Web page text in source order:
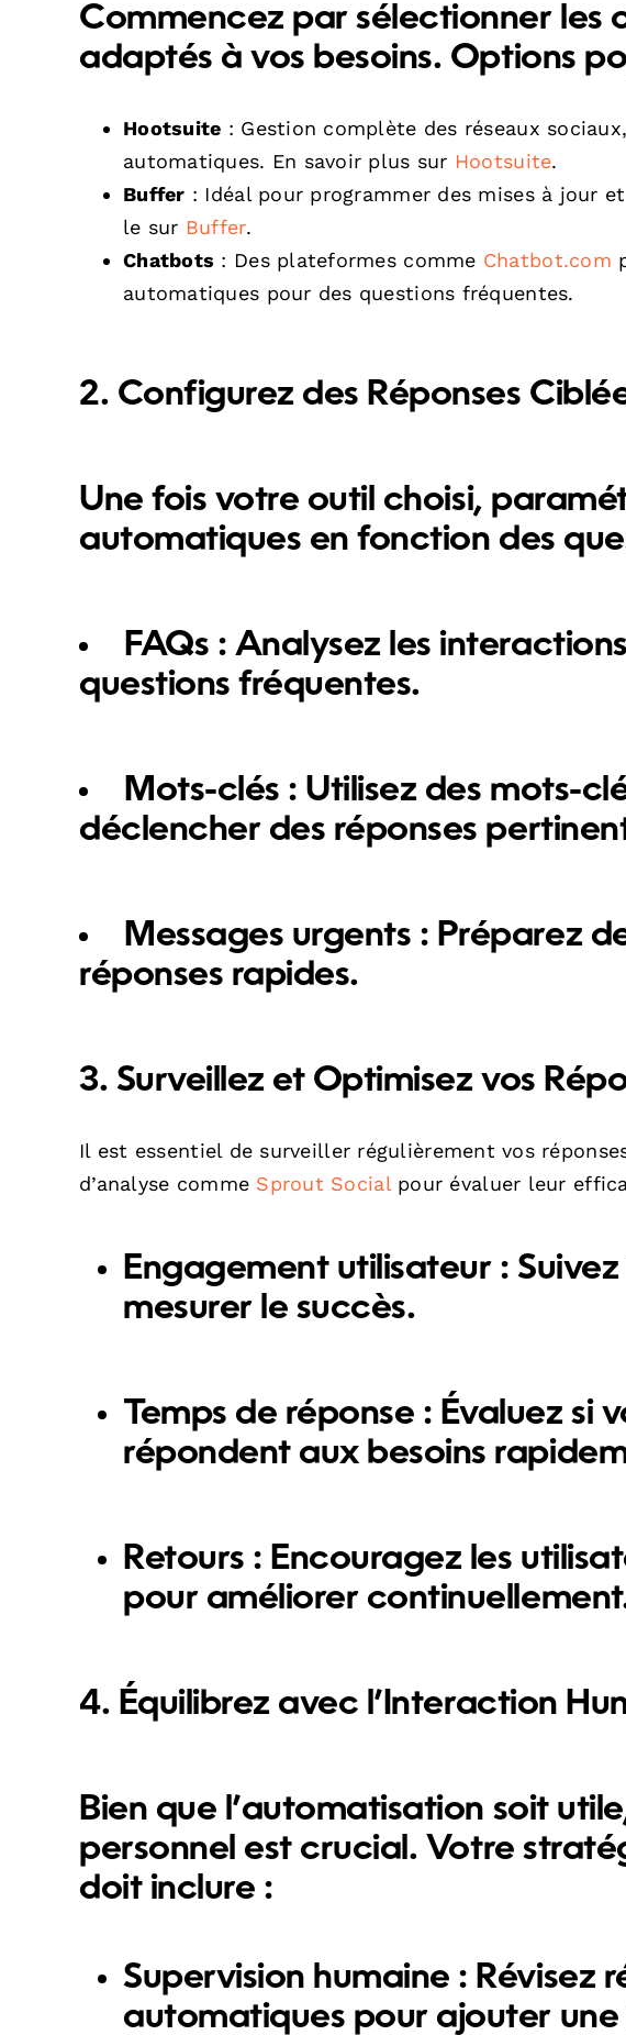
Commencez par sélectionner les
adaptés à vos besoins. Options
Hootsuite : Gestion complète des réseaux
automatiques. En savoir plus sur Hootsuite.
Buffer : Idéal pour programmer des mises à jour
le sur Buffer.
Chatbots : Des plateformes comme Chatbot.com
automatiques pour des questions fréquentes.
2. Configurez des Réponses
Une fois votre outil choisi,
automatiques en fonction des
FAQs : Analysez les
questions fréquentes.
Mots-clés : Utilisez des mots-
déclencher des réponses
Messages urgents : Préparez
réponses rapides.
3. Surveillez et Optimisez vos
Il est essentiel de surveiller régulièrement vos
d’analyse comme Sprout Socialpour évaluer leur
Engagement utilisateur :
mesurer le succès.
Temps de réponse : Évaluez si
répondent aux besoins
Retours : Encouragez les
pour améliorer
4. Équilibrez avec l’Interaction
Bien que l’automatisation soit
personnel est crucial. Votre
doit inclure :
Supervision humaine : Révisez
automatiques pour ajouter